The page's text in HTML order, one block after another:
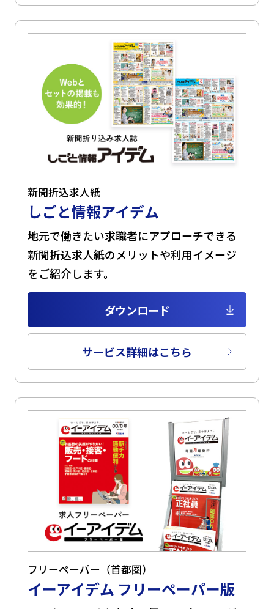
新聞折込求人紙
しごと情報アイデム
地元で働きたい求職者にアプローチできる
新聞折込求人紙のメリットや利用イメージ
をご紹介します。
ダウンロード
サービス詳細はこちら
フリーペーパー（首都圏）
イーアイデム フリーペーパー版